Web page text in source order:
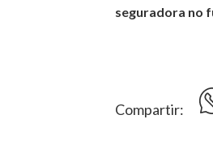
seguradora no
Compartir: